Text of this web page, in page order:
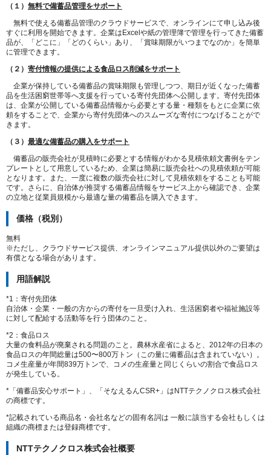
（１） 無料で備蓄品管理をサポート
無料で使える備蓄品管理のクラウドサービスで、オンラインにて申し込み後
すぐに利用を開始できます。企業はExcelや紙の管理簿で管理を行ってきた備蓄
品が、「どこに」「どのくらい」あり、「賞味期限がいつまでなのか」を簡単
に管理できます。
（２） 寄付情報の提供による食品ロス削減をサポート
企業が保持している備蓄品の賞味期限も管理しつつ、期日が近くなった備蓄
品を生活困窮世帯等へ支援を行っている寄付先団体へ公開します。寄付先団体
は、企業が公開している備蓄品情報から必要とする量・種類をもとに企業に依
頼をすることで、企業から寄付先団体へのスムーズな寄付につなげることがで
きます。
（３） 最適な備蓄品の購入をサポート
備蓄品の販売会社が見積時に必要とする情報がわかる見積依頼文書例をテン
プレートとして用意しているため、企業は簡易に販売会社への見積依頼が可能
となります。また、一度に複数の販売会社に対して見積依頼をすることも可能
です。さらに、自治体が推奨する備蓄品情報をサービス上から確認でき、企業
の立地と従業員規模から最適な量の備蓄品を購入できます。
価格（税別）
無料
※ただし、クラウドサービス提供、オンラインマニュアル提供以外のご要望は
有償となる場合があります。
用語解説
*1：寄付先団体
自治体・企業・一般の方からの寄付を一旦受け入れ、生活困窮者や福祉施設等
に対して配給する活動等を行う団体のこと。
*2：食品ロス
大量の食料品が廃棄される問題のこと。農林水産省によると、2012年の日本の
食品ロスの年間総量は500〜800万トン（この量に備蓄品は含まれていない）。
コメ生産量が年間839万トンで、コメの生産量と同じくらいの割合で食品ロス
が発生している。
*「備蓄品安心サポート」、「そなえるんCSR+」はNTTテクノクロス株式会社
の商標です。
*記載されている商品名・会社名などの固有名詞は 一般に該当する会社もしくは
組織の商標または登録商標です。
NTTテクノクロス株式会社概要